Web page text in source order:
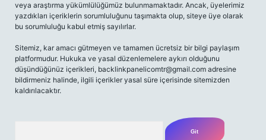
veya araştırma yükümlülüğümüz bulunmamaktadır. Ancak, üyelerimiz
yazdıkları içeriklerin sorumluluğunu taşımakta olup, siteye üye olarak
bu sorumluluğu kabul etmiş sayılırlar.
Sitemiz, kar amacı gütmeyen ve tamamen ücretsiz bir bilgi paylaşım
platformudur. Hukuka ve yasal düzenlemelere aykırı olduğunu
düşündüğünüz içerikleri, backlinkpanelicomtr@gmail.com adresine
bildirmeniz halinde, ilgili içerikler yasal süre içerisinde sitemizden
kaldırılacaktır.